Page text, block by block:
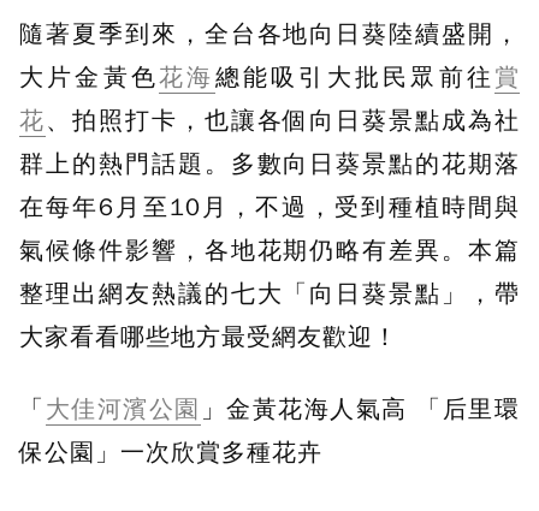
隨著夏季到來，全台各地向日葵陸續盛開，
大片金黃色花海總能吸引大批民眾前往 賞
花、拍照打卡，也讓各個向日葵景點成為社
群上的熱門話題。多數向日葵景點的花期落
在每年6月至10月，不過，受到種植時間與
氣候條件影響，各地花期仍略有差異。本篇
整理出網友熱議的七大「向日葵景點」，帶
大家看看哪些地方最受網友歡迎！
「 大佳河濱公園 」金黃花海人氣高 「后里環
保公園」一次欣賞多種花卉